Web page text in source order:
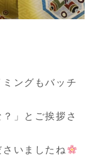
ングもバッチ
」とご挨拶さ
いましたね